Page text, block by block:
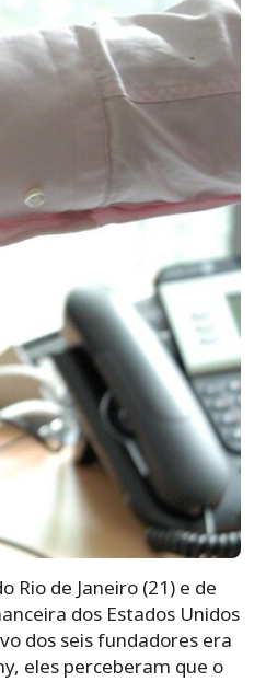
Rio de Janeiro (21) e de
dos Estados Unidos
dos seis fundadores era
eles perceberam que o